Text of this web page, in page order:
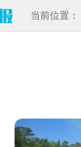
当前位置：